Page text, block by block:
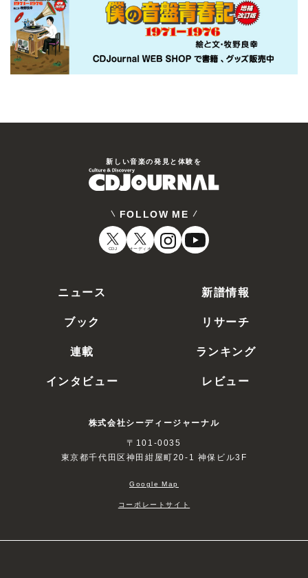
新しい⾳楽の発⾒と体験を
FOLLOW ME
CDJ オーディオ
ニュース
新譜情報
ブック
リサーチ
連載
ランキング
インタビュー
レビュー
株式会社シーディージャーナル
〒101-0035
東京都千代田区神田紺屋町20-1 神保ビル3F
Google Map
コーポレートサイト